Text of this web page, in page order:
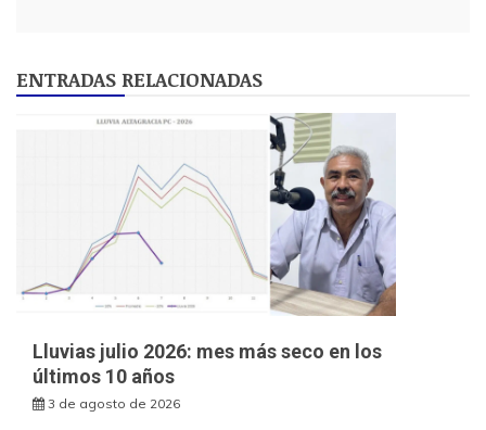
ENTRADAS RELACIONADAS
Lluvias julio 2026: mes más seco en los
últimos 10 años
3 de agosto de 2026